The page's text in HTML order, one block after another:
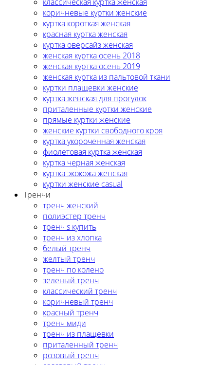
коричневые куртки женские
куртка короткая женская
красная куртка женская
куртка оверсайз женская
женская куртка осень 2018
женская куртка осень 2019
женская куртка из пальтовой ткани
куртки плащевки женские
куртка женская для прогулок
приталенные куртки женские
прямые куртки женские
женские куртки свободного кроя
куртка укороченная женская
фиолетовая куртка женская
куртка черная женская
куртка экокожа женская
куртки женские casual
Тренчи
тренч женский
полиэстер тренч
тренч s купить
тренч из хлопка
белый тренч
желтый тренч
тренч по колено
зеленый тренч
классический тренч
коричневый тренч
красный тренч
тренч миди
тренч из плащевки
приталенный тренч
розовый тренч